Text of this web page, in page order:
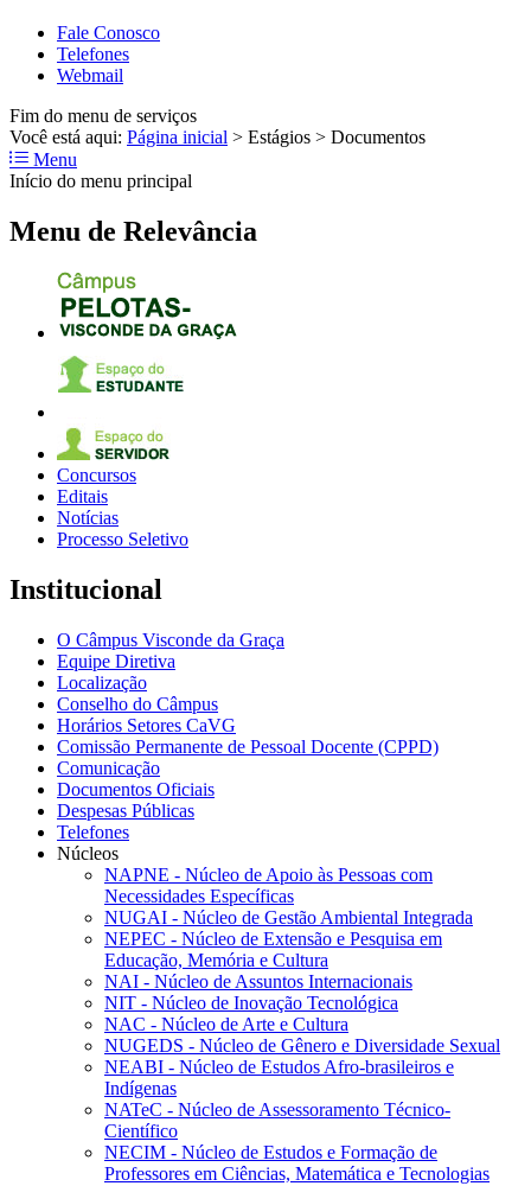
Fale Conosco
Telefones
Webmail
Fim do menu de serviços
Você está aqui: Página inicial > Estágios > Documentos
Menu
Início do menu principal
Menu de Relevância
Concursos
Editais
Notícias
Processo Seletivo
Institucional
O Câmpus Visconde da Graça
Equipe Diretiva
Localização
Conselho do Câmpus
Horários Setores CaVG
Comissão Permanente de Pessoal Docente (CPPD)
Comunicação
Documentos Oficiais
Despesas Públicas
Telefones
Núcleos
NAPNE - Núcleo de Apoio às Pessoas com
Necessidades Específicas
NUGAI - Núcleo de Gestão Ambiental Integrada
NEPEC - Núcleo de Extensão e Pesquisa em
Educação, Memória e Cultura
NAI - Núcleo de Assuntos Internacionais
NIT - Núcleo de Inovação Tecnológica
NAC - Núcleo de Arte e Cultura
NUGEDS - Núcleo de Gênero e Diversidade Sexual
NEABI - Núcleo de Estudos Afro-brasileiros e
Indígenas
NATeC - Núcleo de Assessoramento Técnico-
Científico
NECIM - Núcleo de Estudos e Formação de
Professores em Ciências, Matemática e Tecnologias